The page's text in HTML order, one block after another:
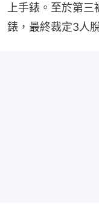
上手錶。至於第
錶，最終裁定3人